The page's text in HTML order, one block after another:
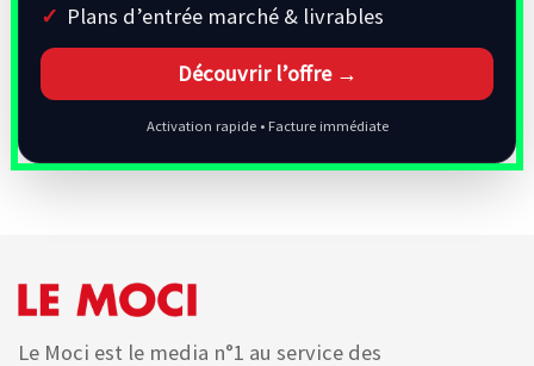
Plans d’entrée marché & livrables
Découvrir l’offre →
Activation rapide • Facture immédiate
Le Moci est le media n°1 au service des